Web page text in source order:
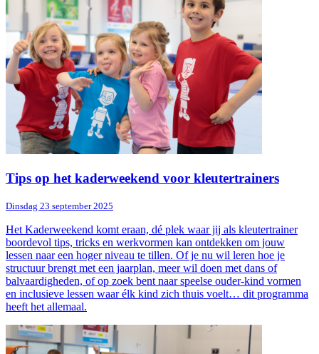
Tips op het kaderweekend voor kleutertrainers
Dinsdag 23 september 2025
Het Kaderweekend komt eraan, dé plek waar jij als kleutertrainer
boordevol tips, tricks en werkvormen kan ontdekken om jouw
lessen naar een hoger niveau te tillen. Of je nu wil leren hoe je
structuur brengt met een jaarplan, meer wil doen met dans of
balvaardigheden, of op zoek bent naar speelse ouder-kind vormen
en inclusieve lessen waar élk kind zich thuis voelt… dit programma
heeft het allemaal.